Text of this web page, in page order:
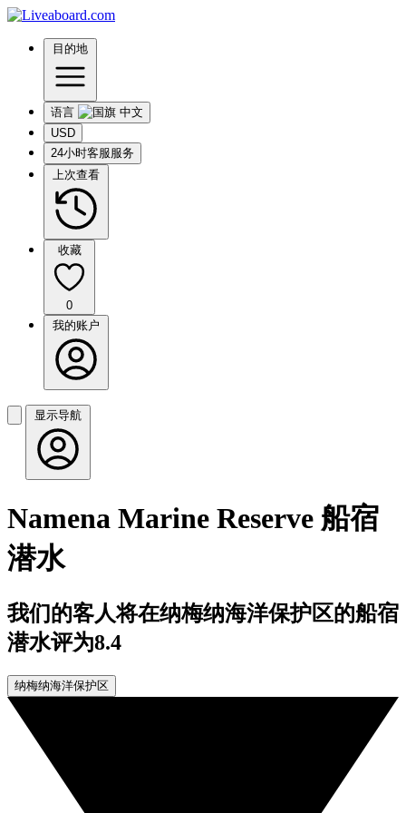
目的地
语言
USD
24小时客服服务
上次查看
收藏
0
我的账户
显示导航
Namena Marine Reserve 船宿
潜水
我们的客人将在纳梅纳海洋保护区的船宿
潜水评为8.4
纳梅纳海洋保护区